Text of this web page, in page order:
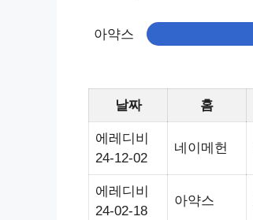
아약스
날짜 홈
에레디비
24-12-02
네이메헌
에레디비
24-02-18
아약스